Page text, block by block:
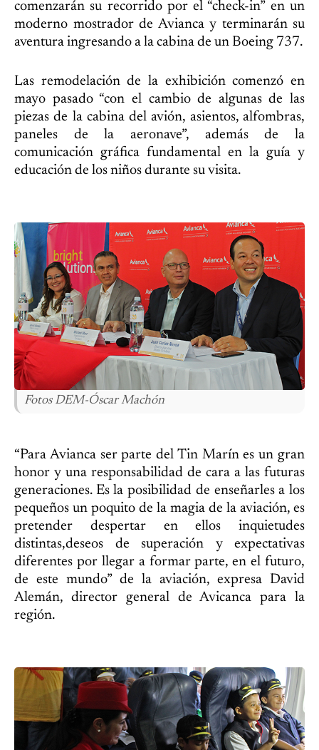
comenzarán su recorrido por el “check-in” en un
moderno mostrador de Avianca y terminarán su
aventura ingresando a la cabina de un Boeing 737.
Las remodelación de la exhibición comenzó en
mayo pasado “con el cambio de algunas de las
piezas de la cabina del avión, asientos, alfombras,
paneles de la aeronave”, además de la
comunicación gráfica fundamental en la guía y
educación de los niños durante su visita.
Fotos DEM-Óscar Machón
“Para Avianca ser parte del Tin Marín es un gran
honor y una responsabilidad de cara a las futuras
generaciones. Es la posibilidad de enseñarles a los
pequeños un poquito de la magia de la aviación, es
pretender despertar en ellos inquietudes
distintas,deseos de superación y expectativas
diferentes por llegar a formar parte, en el futuro,
de este mundo” de la aviación, expresa David
Alemán, director general de Avicanca para la
región.